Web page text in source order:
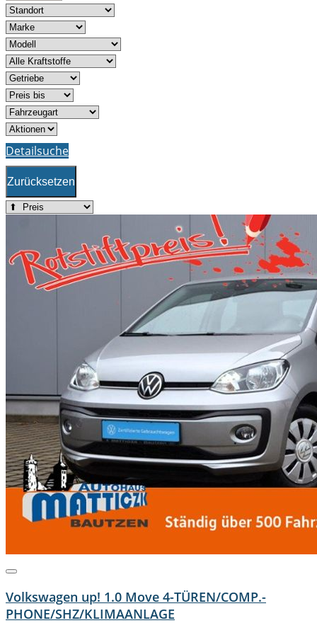
Detailsuche
Zurücksetzen
Volkswagen up! 1.0 Move 4-TÜREN/COMP.-
PHONE/SHZ/KLIMAANLAGE